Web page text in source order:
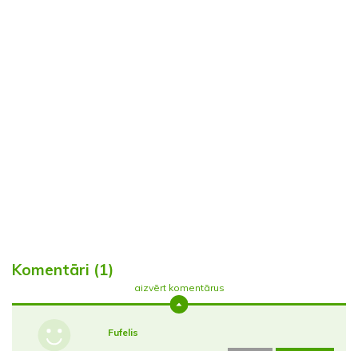
Komentāri (1)
aizvērt komentārus
Fufelis